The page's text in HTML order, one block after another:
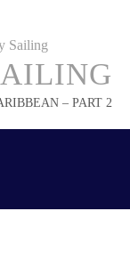
– PART 2